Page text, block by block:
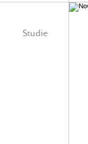
Studie